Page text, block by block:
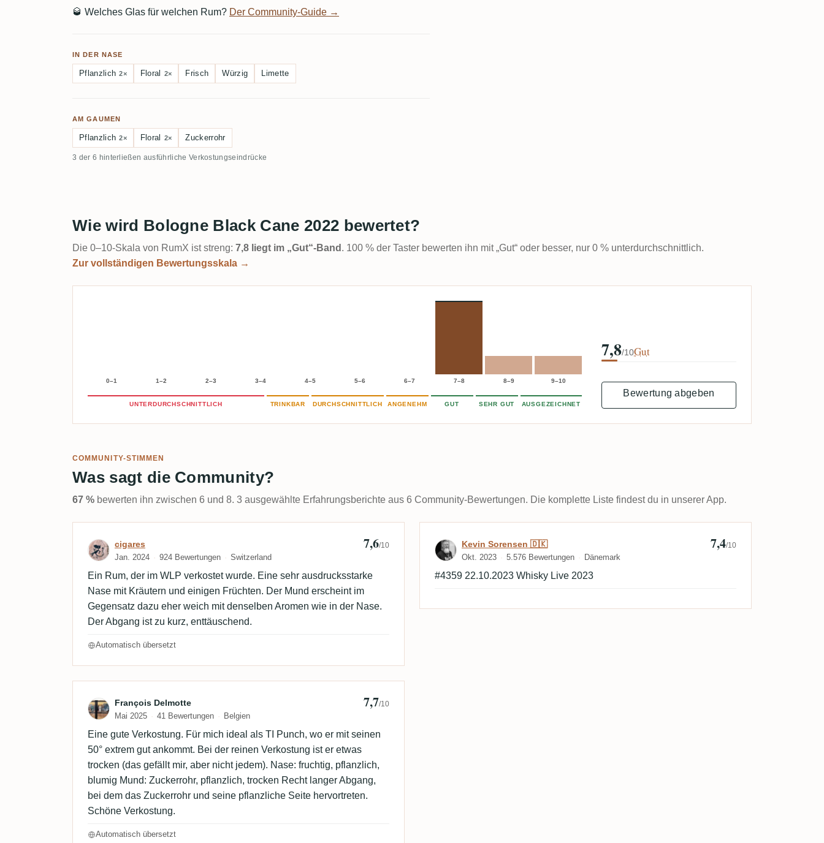
🥃 Welches Glas für welchen Rum? Der Community-Guide →
IN DER NASE
Pflanzlich 2× Floral 2× Frisch Würzig Limette
AM GAUMEN
Pflanzlich 2× Floral 2× Zuckerrohr
3 der 6 hinterließen ausführliche Verkostungseindrücke
Wie wird Bologne Black Cane 2022 bewertet?
Die 0–10-Skala von RumX ist streng: 7,8 liegt im „Gut“-Band . 100 % der Taster bewerten ihn mit „Gut“ oder besser, nur 0 % unterdurchschnittlich.
Zur vollständigen Bewertungsskala →
0–1 1–2 2–3 3–4 4–5 5–6 6–7 7–8 8–9 9–10
UNTERDURCHSCHNITTLICH TRINKBAR DURCHSCHNITTLICH ANGENEHM GUT SEHR GUT AUSGEZEICHNET
7,8/10Gut
Bewertung abgeben
COMMUNITY-STIMMEN
Was sagt die Community?
67 % bewerten ihn zwischen 6 und 8. 3 ausgewählte Erfahrungsberichte aus 6 Community-Bewertungen. Die komplette Liste findest du in unserer App.
Bewertung von cigares
cigares
Jan. 2024 924 Bewertungen Switzerland
7,6/10
Ein Rum, der im WLP verkostet wurde. Eine sehr ausdrucksstarke
Nase mit Kräutern und einigen Früchten. Der Mund erscheint im
Gegensatz dazu eher weich mit denselben Aromen wie in der Nase.
Der Abgang ist zu kurz, enttäuschend.
Automatisch übersetzt
Bewertung von Kevin Sorensen 🇩🇰
Kevin Sorensen 🇩🇰
Okt. 2023 5.576 Bewertungen Dänemark
7,4/10
#4359 22.10.2023 Whisky Live 2023
Bewertung von François Delmotte
François Delmotte
Mai 2025 41 Bewertungen Belgien
7,7/10
Eine gute Verkostung. Für mich ideal als TI Punch, wo er mit seinen
50° extrem gut ankommt. Bei der reinen Verkostung ist er etwas
trocken (das gefällt mir, aber nicht jedem). Nase: fruchtig, pflanzlich,
blumig Mund: Zuckerrohr, pflanzlich, trocken Recht langer Abgang,
bei dem das Zuckerrohr und seine pflanzliche Seite hervortreten.
Schöne Verkostung.
Automatisch übersetzt